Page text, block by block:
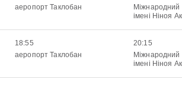
аеропорт Таклобан
Міжнародний
імені Ніноя
18:55
аеропорт Таклобан
20:15
Міжнародний
імені Ніноя